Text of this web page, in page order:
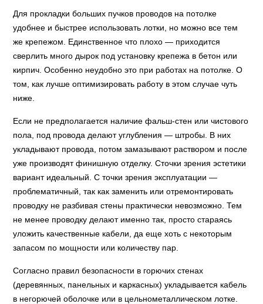
Для прокладки больших пучков проводов на потолке
удобнее и быстрее использовать лотки, но можно все тем
же крепежом. Единственное что плохо — приходится
сверлить много дырок под установку крепежа в бетон или
кирпич. Особенно неудобно это при работах на потолке. О
том, как лучше оптимизировать работу в этом случае чуть
ниже.
Если не предполагается наличие фальш-стен или чистового
пола, под провода делают углубления — штробы. В них
укладывают провода, потом замазывают раствором и после
уже производят финишную отделку. Сточки зрения эстетики
вариант идеальный. С точки зрения эксплуатации —
проблематичный, так как заменить или отремонтировать
проводку не разбивая стены практически невозможно. Тем
не менее проводку делают именно так, просто стараясь
уложить качественные кабели, да еще хоть с некоторым
запасом по мощности или количеству пар.
Согласно правил безопасности в горючих стенах
(деревянных, панельных и каркасных) укладывается кабель
в негорючей оболочке или в цельнометаллическом лотке.